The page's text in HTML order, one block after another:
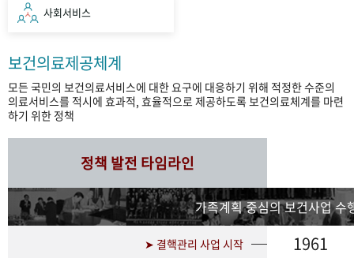
사회서비스
보건의료제공체계
모든 국민의 보건의료서비스에 대한 요구에 대응하기 위해 적정한 수준의
의료서비스를 적시에 효과적, 효율적으로 제공하도록 보건의료체계를 마련
하기 위한 정책
정책 발전 타임라인
가족계획 중심의 보건사업 수
➤ 결핵관리 사업 시작 1961